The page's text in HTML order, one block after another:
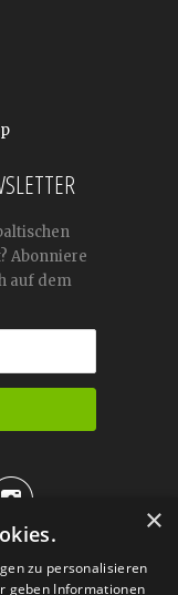
Abonniere
auf dem
×
zu personalisieren
geben Informationen